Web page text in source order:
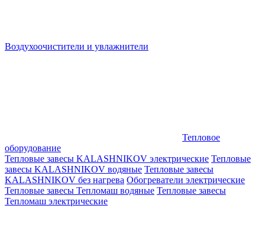
Воздухоочистители и увлажнители
Тепловое
оборудование
Тепловые завесы KALASHNIKOV электрические Тепловые
завесы KALASHNIKOV водяные Тепловые завесы
KALASHNIKOV без нагрева Обогреватели электрические
Тепловые завесы Тепломаш водяные Тепловые завесы
Тепломаш электрические